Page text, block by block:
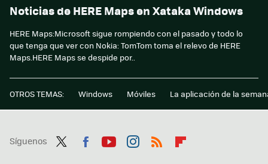
Noticias de HERE Maps en Xataka Windows
HERE Maps:Microsoft sigue rompiendo con el pasado y todo lo
que tenga que ver con Nokia: TomTom toma el relevo de HERE
Maps.HERE Maps se despide por..
OTROS TEMAS: Windows Móviles La aplicación de la
Síguenos